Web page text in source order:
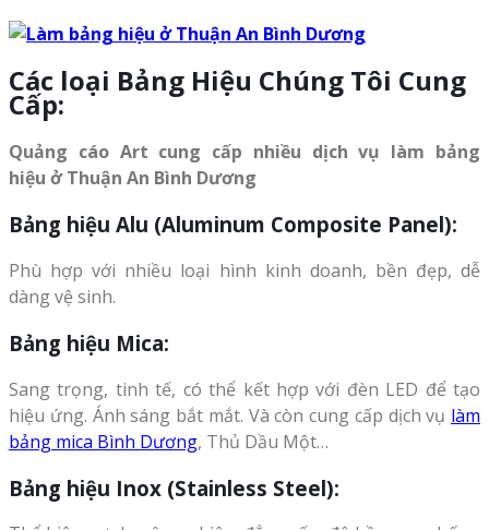
Các loại Bảng Hiệu Chúng Tôi Cung
Cấp:
Quảng cáo Art cung cấp nhiều dịch vụ làm bảng
hiệu ở Thuận An Bình Dương
Bảng hiệu Alu (Aluminum Composite Panel):
Phù hợp với nhiều loại hình kinh doanh, bền đẹp, dễ
dàng vệ sinh.
Bảng hiệu Mica:
Sang trọng, tinh tế, có thể kết hợp với đèn LED để tạo
hiệu ứng. Ánh sáng bắt mắt. Và còn cung cấp dịch vụ làm
bảng mica Bình Dương, Thủ Dầu Một…
Bảng hiệu Inox (Stainless Steel):